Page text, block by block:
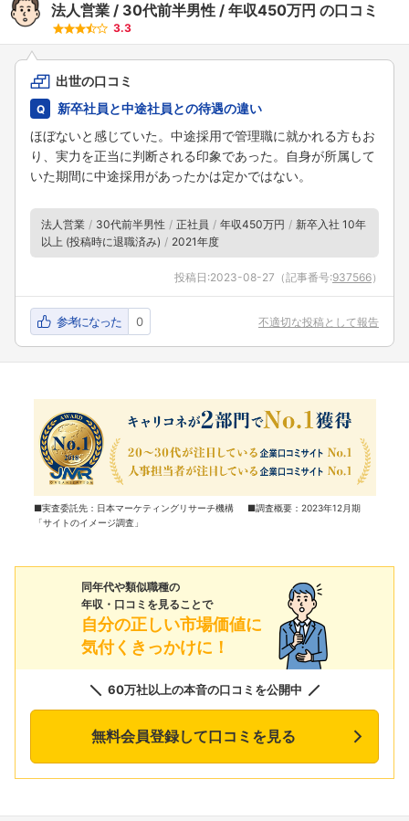
法人営業 30代前半男性 年収450万円 の口コミ
3.3
出世の口コミ
新卒社員と中途社員との待遇の違い
ほぼないと感じていた。中途採用で管理職に就かれる方もお
り、実力を正当に判断される印象であった。自身が所属して
いた期間に中途採用があったかは定かではない。
法人営業 30代前半男性 正社員 年収450万円
新卒入社 10年
以上 (投稿時に退職済み)
2021年度
投稿日:2023-08-27 （記事番号:937566）
参考になった 0 不適切な投稿として報告
■実査委託先：日本マーケティングリサーチ機構 ■調査概要：2023年12月期
「サイトのイメージ調査」
同年代や類似職種の
年収・口コミを見ることで
自分の正しい市場価値に
気付くきっかけに！
60万社以上の本音の口コミを公開中
無料会員登録して口コミを見る